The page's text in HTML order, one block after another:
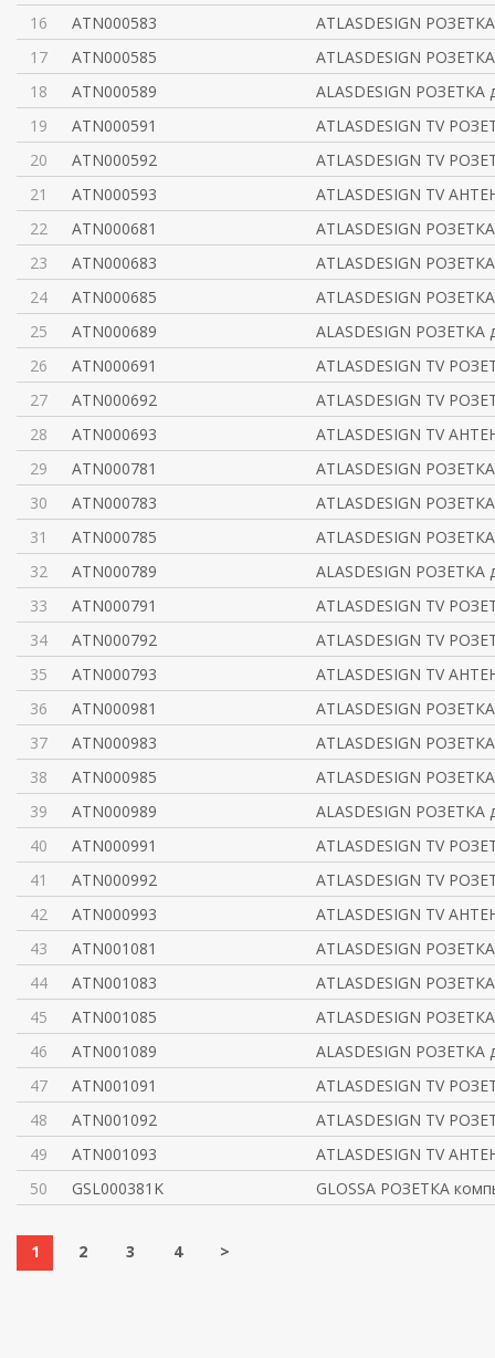
16
ATN000583
ATLASDESIGN
17
ATN000585
ATLASDESIGN
18
ATN000589
ALASDESIGN РОЗЕТКА
19
ATN000591
ATLASDESIGN TV
20
ATN000592
ATLASDESIGN TV
21
ATN000593
ATLASDESIGN TV
22
ATN000681
ATLASDESIGN
23
ATN000683
ATLASDESIGN
24
ATN000685
ATLASDESIGN
25
ATN000689
ALASDESIGN РОЗЕТКА
26
ATN000691
ATLASDESIGN TV
27
ATN000692
ATLASDESIGN TV
28
ATN000693
ATLASDESIGN TV
29
ATN000781
ATLASDESIGN
30
ATN000783
ATLASDESIGN
31
ATN000785
ATLASDESIGN
32
ATN000789
ALASDESIGN РОЗЕТКА
33
ATN000791
ATLASDESIGN TV
34
ATN000792
ATLASDESIGN TV
35
ATN000793
ATLASDESIGN TV
36
ATN000981
ATLASDESIGN
37
ATN000983
ATLASDESIGN
38
ATN000985
ATLASDESIGN
39
ATN000989
ALASDESIGN РОЗЕТКА
40
ATN000991
ATLASDESIGN TV
41
ATN000992
ATLASDESIGN TV
42
ATN000993
ATLASDESIGN TV
43
ATN001081
ATLASDESIGN
44
ATN001083
ATLASDESIGN
45
ATN001085
ATLASDESIGN
46
ATN001089
ALASDESIGN РОЗЕТКА
47
ATN001091
ATLASDESIGN TV
48
ATN001092
ATLASDESIGN TV
49
ATN001093
ATLASDESIGN TV
50
GSL000381K GLOSSA РОЗЕТКА
1 2 3 4 >